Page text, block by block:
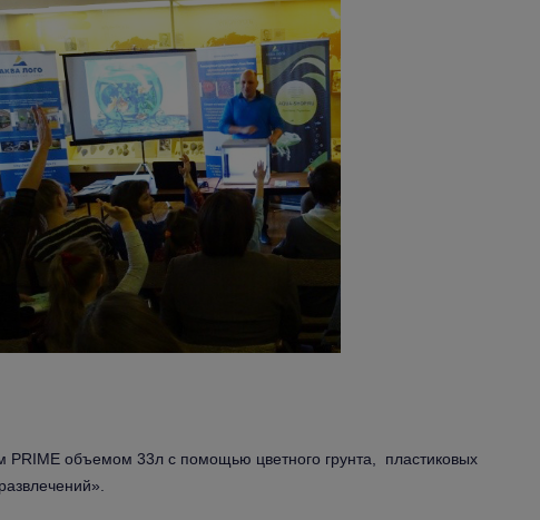
объемом 33л с помощью цветного грунта, пластиковых